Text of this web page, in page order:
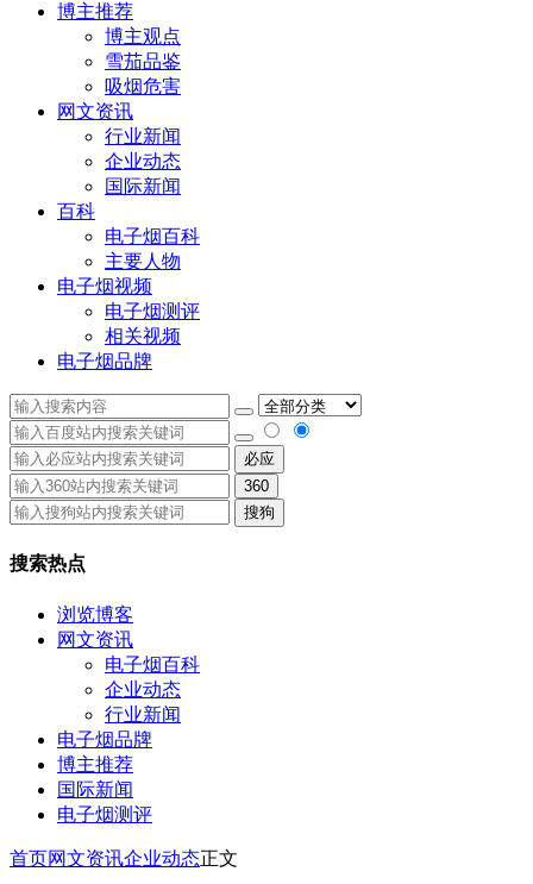
博主推荐
博主观点
雪茄品鉴
吸烟危害
网文资讯
行业新闻
企业动态
国际新闻
百科
电子烟百科
主要人物
电子烟视频
电子烟测评
相关视频
电子烟品牌
必应
360
搜狗
搜索热点
浏览博客
网文资讯
电子烟百科
企业动态
行业新闻
电子烟品牌
博主推荐
国际新闻
电子烟测评
首页网文资讯企业动态正文